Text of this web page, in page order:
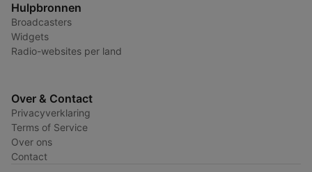
Hulpbronnen
Broadcasters
Widgets
Radio-websites per land
Over & Contact
Privacyverklaring
Terms of Service
Over ons
Contact